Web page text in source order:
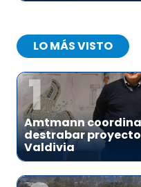
LO MÁS VISTO
1
Amtmann
destrabar
Valdivia